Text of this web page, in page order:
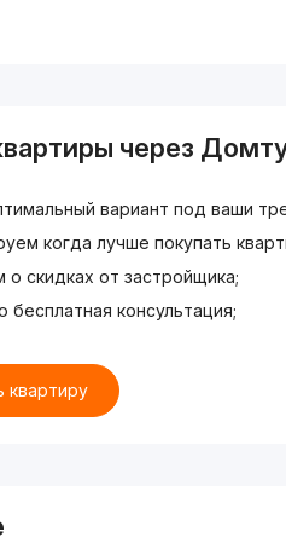
через
вариант под ваши
когда лучше покупать
о скидках от застройщика;
бесплатная консультация;
квартиру